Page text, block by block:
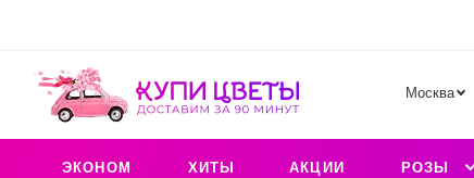
Москва
ЭКОНОМ ХИТЫ АКЦИИ РОЗЫ